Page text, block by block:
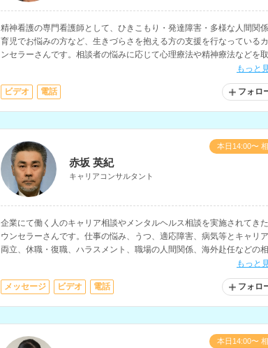
精神看護の専門看護師として、ひきこもり・発達障害・多様な人間関係
育児でお悩みの方など、生きづらさを抱える方の支援を行なっている
ンセラーさんです。相談者の悩みに応じて心理療法や精神療法などを
入れ、相談に乗っていただけます。看護師や医療従事者への相談経験
もっと
ビデオ 電話 フォロ
赤坂 英紀
キャリアコンサルタント
企業にて働く人のキャリア相談やメンタルヘルス相談を実施されてき
ウンセラーさんです。仕事の悩み、うつ、適応障害、病気等とキャリ
両立、休職・復職、ハラスメント、職場の人間関係、海外赴任などの
もっと
メッセージ ビデオ 電話 フォロ
本日14:00〜
本日14:00〜